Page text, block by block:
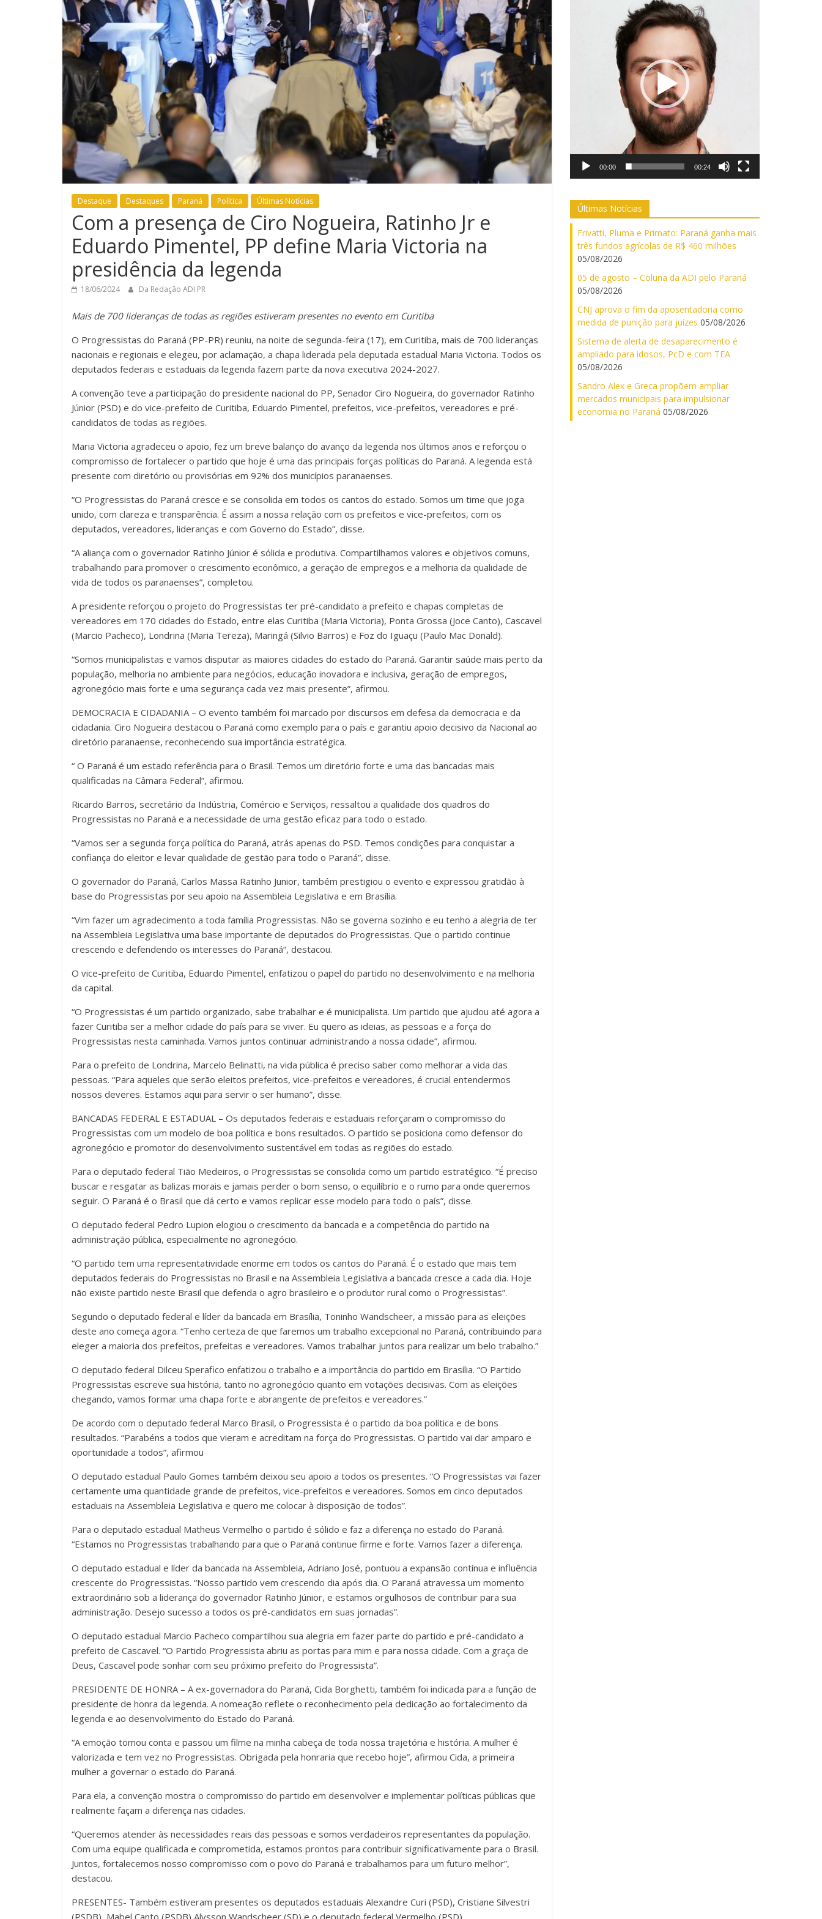
Destaque Destaques Paraná Política Últimas Notícias
Com a presença de Ciro Nogueira, Ratinho Jr e
Eduardo Pimentel, PP define Maria Victoria na
presidência da legenda
18/06/2024 Da Redação ADI PR
Mais de 700 lideranças de todas as regiões estiveram presentes no evento em Curitiba
O Progressistas do Paraná (PP-PR) reuniu, na noite de segunda-feira (17), em Curitiba, mais de 700 lideranças
nacionais e regionais e elegeu, por aclamação, a chapa liderada pela deputada estadual Maria Victoria. Todos os
deputados federais e estaduais da legenda fazem parte da nova executiva 2024-2027.
A convenção teve a participação do presidente nacional do PP, Senador Ciro Nogueira, do governador Ratinho
Júnior (PSD) e do vice-prefeito de Curitiba, Eduardo Pimentel, prefeitos, vice-prefeitos, vereadores e pré-
candidatos de todas as regiões.
Maria Victoria agradeceu o apoio, fez um breve balanço do avanço da legenda nos últimos anos e reforçou o
compromisso de fortalecer o partido que hoje é uma das principais forças políticas do Paraná. A legenda está
presente com diretório ou provisórias em 92% dos municípios paranaenses.
“O Progressistas do Paraná cresce e se consolida em todos os cantos do estado. Somos um time que joga
unido, com clareza e transparência. É assim a nossa relação com os prefeitos e vice-prefeitos, com os
deputados, vereadores, lideranças e com Governo do Estado”, disse.
“A aliança com o governador Ratinho Júnior é sólida e produtiva. Compartilhamos valores e objetivos comuns,
trabalhando para promover o crescimento econômico, a geração de empregos e a melhoria da qualidade de
vida de todos os paranaenses”, completou.
A presidente reforçou o projeto do Progressistas ter pré-candidato a prefeito e chapas completas de
vereadores em 170 cidades do Estado, entre elas Curitiba (Maria Victoria), Ponta Grossa (Joce Canto), Cascavel
(Marcio Pacheco), Londrina (Maria Tereza), Maringá (Silvio Barros) e Foz do Iguaçu (Paulo Mac Donald).
“Somos municipalistas e vamos disputar as maiores cidades do estado do Paraná. Garantir saúde mais perto da
população, melhoria no ambiente para negócios, educação inovadora e inclusiva, geração de empregos,
agronegócio mais forte e uma segurança cada vez mais presente”, afirmou.
DEMOCRACIA E CIDADANIA – O evento também foi marcado por discursos em defesa da democracia e da
cidadania. Ciro Nogueira destacou o Paraná como exemplo para o país e garantiu apoio decisivo da Nacional ao
diretório paranaense, reconhecendo sua importância estratégica.
“ O Paraná é um estado referência para o Brasil. Temos um diretório forte e uma das bancadas mais
qualificadas na Câmara Federal”, afirmou.
Ricardo Barros, secretário da Indústria, Comércio e Serviços, ressaltou a qualidade dos quadros do
Progressistas no Paraná e a necessidade de uma gestão eficaz para todo o estado.
“Vamos ser a segunda força política do Paraná, atrás apenas do PSD. Temos condições para conquistar a
confiança do eleitor e levar qualidade de gestão para todo o Paraná”, disse.
O governador do Paraná, Carlos Massa Ratinho Junior, também prestigiou o evento e expressou gratidão à
base do Progressistas por seu apoio na Assembleia Legislativa e em Brasília.
“Vim fazer um agradecimento a toda família Progressistas. Não se governa sozinho e eu tenho a alegria de ter
na Assembleia Legislativa uma base importante de deputados do Progressistas. Que o partido continue
crescendo e defendendo os interesses do Paraná”, destacou.
O vice-prefeito de Curitiba, Eduardo Pimentel, enfatizou o papel do partido no desenvolvimento e na melhoria
da capital.
“O Progressistas é um partido organizado, sabe trabalhar e é municipalista. Um partido que ajudou até agora a
fazer Curitiba ser a melhor cidade do país para se viver. Eu quero as ideias, as pessoas e a força do
Progressistas nesta caminhada. Vamos juntos continuar administrando a nossa cidade”, afirmou.
Para o prefeito de Londrina, Marcelo Belinatti, na vida pública é preciso saber como melhorar a vida das
pessoas. “Para aqueles que serão eleitos prefeitos, vice-prefeitos e vereadores, é crucial entendermos
nossos deveres. Estamos aqui para servir o ser humano”, disse.
BANCADAS FEDERAL E ESTADUAL – Os deputados federais e estaduais reforçaram o compromisso do
Progressistas com um modelo de boa política e bons resultados. O partido se posiciona como defensor do
agronegócio e promotor do desenvolvimento sustentável em todas as regiões do estado.
Para o deputado federal Tião Medeiros, o Progressistas se consolida como um partido estratégico. “É preciso
buscar e resgatar as balizas morais e jamais perder o bom senso, o equilíbrio e o rumo para onde queremos
seguir. O Paraná é o Brasil que dá certo e vamos replicar esse modelo para todo o país”, disse.
O deputado federal Pedro Lupion elogiou o crescimento da bancada e a competência do partido na
administração pública, especialmente no agronegócio.
“O partido tem uma representatividade enorme em todos os cantos do Paraná. É o estado que mais tem
deputados federais do Progressistas no Brasil e na Assembleia Legislativa a bancada cresce a cada dia. Hoje
não existe partido neste Brasil que defenda o agro brasileiro e o produtor rural como o Progressistas”.
Segundo o deputado federal e líder da bancada em Brasília, Toninho Wandscheer, a missão para as eleições
deste ano começa agora. “Tenho certeza de que faremos um trabalho excepcional no Paraná, contribuindo para
eleger a maioria dos prefeitos, prefeitas e vereadores. Vamos trabalhar juntos para realizar um belo trabalho.”
O deputado federal Dilceu Sperafico enfatizou o trabalho e a importância do partido em Brasília. “O Partido
Progressistas escreve sua história, tanto no agronegócio quanto em votações decisivas. Com as eleições
chegando, vamos formar uma chapa forte e abrangente de prefeitos e vereadores.”
De acordo com o deputado federal Marco Brasil, o Progressista é o partido da boa política e de bons
resultados. “Parabéns a todos que vieram e acreditam na força do Progressistas. O partido vai dar amparo e
oportunidade a todos”, afirmou
O deputado estadual Paulo Gomes também deixou seu apoio a todos os presentes. “O Progressistas vai fazer
certamente uma quantidade grande de prefeitos, vice-prefeitos e vereadores. Somos em cinco deputados
estaduais na Assembleia Legislativa e quero me colocar à disposição de todos”.
Para o deputado estadual Matheus Vermelho o partido é sólido e faz a diferença no estado do Paraná.
“Estamos no Progressistas trabalhando para que o Paraná continue firme e forte. Vamos fazer a diferença.
O deputado estadual e líder da bancada na Assembleia, Adriano José, pontuou a expansão contínua e influência
crescente do Progressistas. “Nosso partido vem crescendo dia após dia. O Paraná atravessa um momento
extraordinário sob a liderança do governador Ratinho Júnior, e estamos orgulhosos de contribuir para sua
administração. Desejo sucesso a todos os pré-candidatos em suas jornadas”.
O deputado estadual Marcio Pacheco compartilhou sua alegria em fazer parte do partido e pré-candidato a
prefeito de Cascavel. “O Partido Progressista abriu as portas para mim e para nossa cidade. Com a graça de
Deus, Cascavel pode sonhar com seu próximo prefeito do Progressista”.
PRESIDENTE DE HONRA – A ex-governadora do Paraná, Cida Borghetti, também foi indicada para a função de
presidente de honra da legenda. A nomeação reflete o reconhecimento pela dedicação ao fortalecimento da
legenda e ao desenvolvimento do Estado do Paraná.
“A emoção tomou conta e passou um filme na minha cabeça de toda nossa trajetória e história. A mulher é
valorizada e tem vez no Progressistas. Obrigada pela honraria que recebo hoje”, afirmou Cida, a primeira
mulher a governar o estado do Paraná.
Para ela, a convenção mostra o compromisso do partido em desenvolver e implementar políticas públicas que
realmente façam a diferença nas cidades.
“Queremos atender às necessidades reais das pessoas e somos verdadeiros representantes da população.
Com uma equipe qualificada e comprometida, estamos prontos para contribuir significativamente para o Brasil.
Juntos, fortalecemos nosso compromisso com o povo do Paraná e trabalhamos para um futuro melhor”,
destacou.
PRESENTES- Também estiveram presentes os deputados estaduais Alexandre Curi (PSD), Cristiane Silvestri
(PSDB), Mabel Canto (PSDB) Alysson Wandscheer (SD) e o deputado federal Vermelho (PSD).
00:00 00:24
Últimas Notícias
Frivatti, Pluma e Primato: Paraná ganha mais
três fundos agrícolas de R$ 460 milhões
05/08/2026
05 de agosto – Coluna da ADI pelo Paraná
05/08/2026
CNJ aprova o fim da aposentadoria como
medida de punição para juízes 05/08/2026
Sistema de alerta de desaparecimento é
ampliado para idosos, PcD e com TEA
05/08/2026
Sandro Alex e Greca propõem ampliar
mercados municipais para impulsionar
economia no Paraná 05/08/2026